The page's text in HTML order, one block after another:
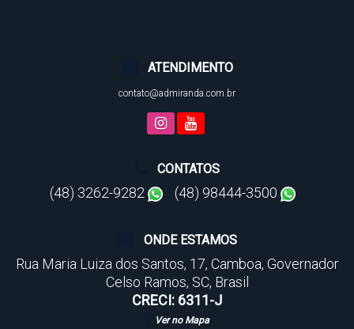
ATENDIMENTO
contato@admiranda.com.br
CONTATOS
(48) 3262-9282 (48) 98444-3500
ONDE ESTAMOS
Rua Maria Luiza dos Santos, 17, Camboa, Governador
Celso Ramos, SC, Brasil
CRECI: 6311-J
Ver no Mapa